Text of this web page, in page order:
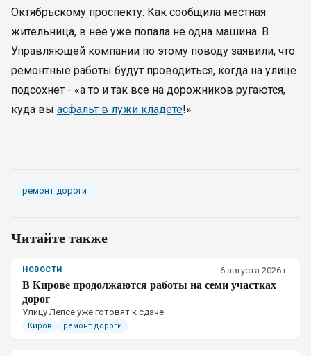
Октябрьскому проспекту. Как сообщила местная
жительница, в нее уже попала не одна машина. В
Управляющей компании по этому поводу заявили, что
ремонтные работы будут проводиться, когда на улице
подсохнет - «а то и так все на дорожников ругаются,
куда вы асфальт в лужи кладете!»
ремонт дороги
Читайте также
НОВОСТИ 6 августа 2026 г.
В Кирове продолжаются работы на семи участках
дорог
Улицу Лепсе уже готовят к сдаче
Киров ремонт дороги